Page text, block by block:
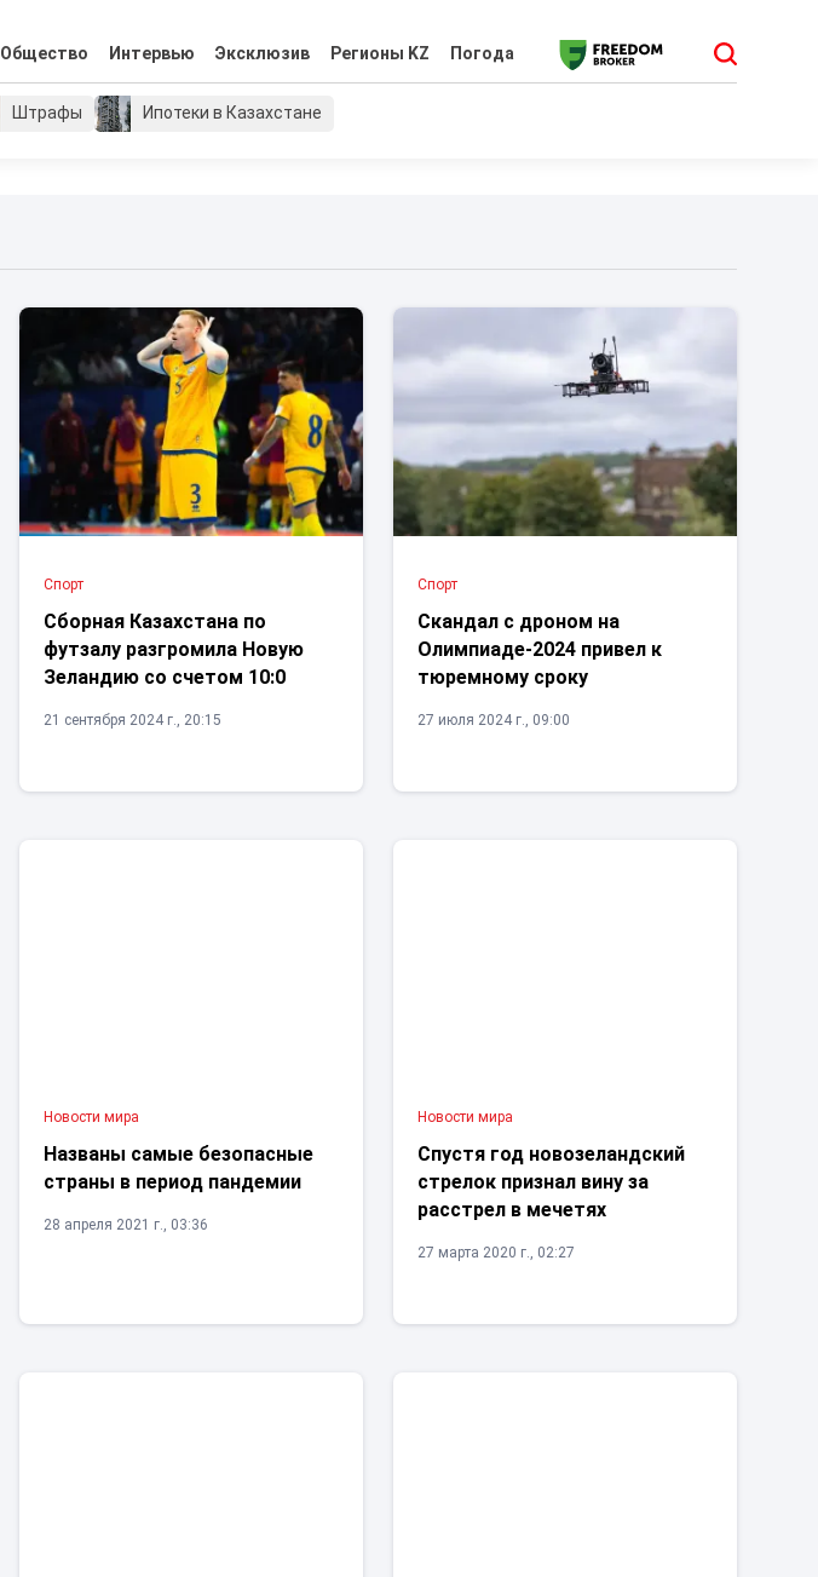
Общество Интервью Эксклюзив Регионы KZ Погода
Штрафы Ипотеки в Казахстане
Спорт
Сборная Казахстана по
футзалу разгромила Новую
Зеландию со счетом 10:0
21 сентября 2024 г., 20:15
Спорт
Скандал с дроном на
Олимпиаде-2024 привел к
тюремному сроку
27 июля 2024 г., 09:00
Новости мира
Названы самые безопасные
страны в период пандемии
28 апреля 2021 г., 03:36
Новости мира
Спустя год новозеландский
стрелок признал вину за
расстрел в мечетях
27 марта 2020 г., 02:27